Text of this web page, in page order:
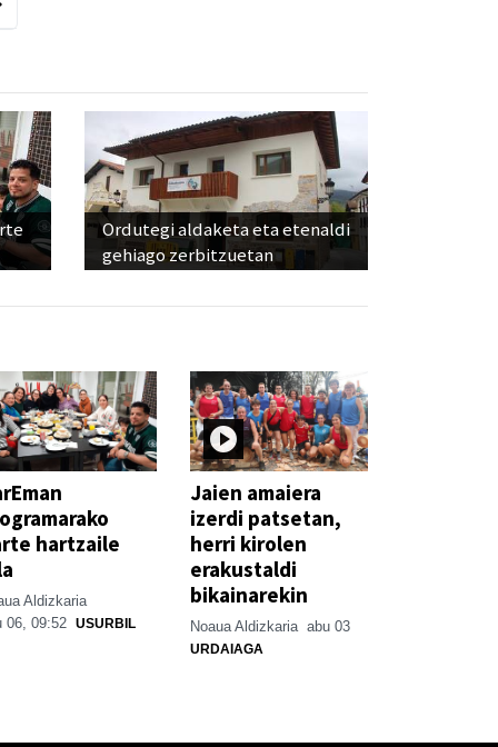
Ordutegi aldaketa eta etenaldi
gehiago zerbitzuetan
hartzaile
Aldizkaria
06, 09:52 USURBIL
Jaien amaiera
izerdi patsetan,
herri kirolen
erakustaldi
bikainarekin
Noaua Aldizkaria abu 03
URDAIAGA